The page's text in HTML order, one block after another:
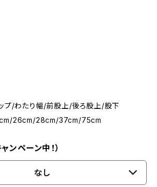
プ/わたり幅/前股上/後ろ股上/股下
26cm/28cm/37cm/75cm
ンペーン中！）
なし